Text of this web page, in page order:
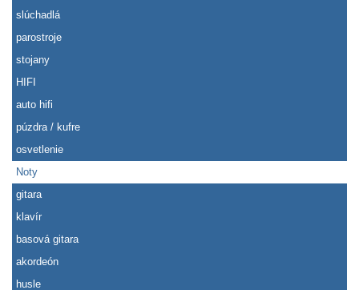
slúchadlá
parostroje
stojany
HIFI
auto hifi
púzdra / kufre
osvetlenie
Noty
gitara
klavír
basová gitara
akordeón
husle